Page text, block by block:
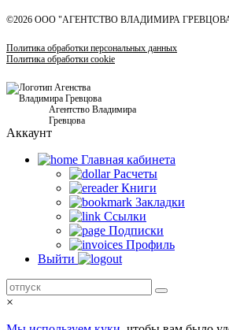
©2026 ООО "АГЕНТСТВО ВЛАДИМИРА ГРЕВЦОВА"
Политика обработки персональных данных
Политика обработки cookie
Агентство Владимира
Гревцова
Аккаунт
Главная кабинетa
Расчеты
Книги
Закладки
Ссылки
Подписки
Профиль
Выйти
×